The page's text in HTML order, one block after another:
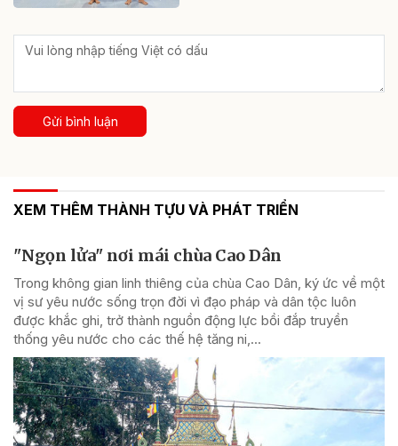
Gửi bình luận
XEM THÊM THÀNH TỰU VÀ PHÁT TRIỂN
"Ngọn lửa" nơi mái chùa Cao Dân
Trong không gian linh thiêng của chùa Cao Dân, ký ức về một
vị sư yêu nước sống trọn đời vì đạo pháp và dân tộc luôn
được khắc ghi, trở thành nguồn động lực bồi đắp truyền
thống yêu nước cho các thế hệ tăng ni,...